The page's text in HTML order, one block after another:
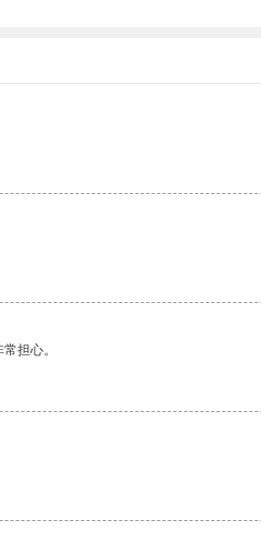
担心。